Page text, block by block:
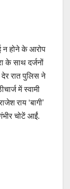
न होने के आरोप
के साथ दर्जनों
देर रात पुलिस ने
में स्वामी
राय ‘बागी’
गंभीर चोटें आईं.